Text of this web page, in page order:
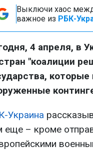
Выключи хаос
важное из РБК-
4 апреля, в
"коалиции
Украина
еще – кроме